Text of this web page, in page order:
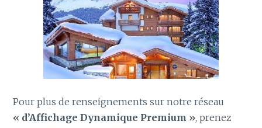
Pour plus de renseignements sur notre réseau
« d’Affichage Dynamique Premium », prenez